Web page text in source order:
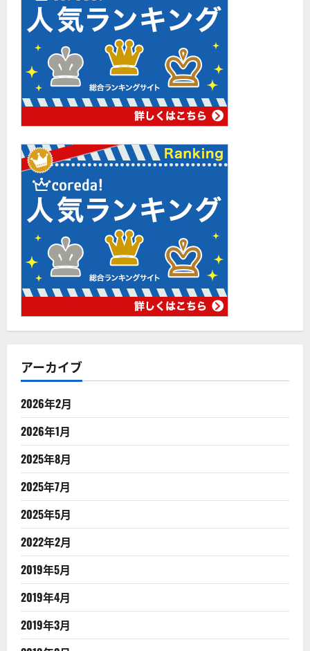
アーカイブ
2026年2月
2026年1月
2025年8月
2025年7月
2025年5月
2022年2月
2019年5月
2019年4月
2019年3月